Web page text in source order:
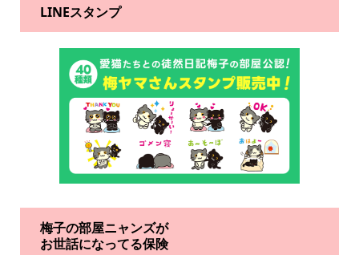
LINEスタンプ
梅子の部屋ニャンズが
お世話になってる保険